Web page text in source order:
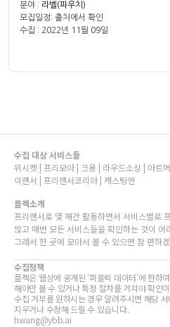
분야 : 라벨(파우치)
모집일정: 출처에서 확인
수집 : 2022년 11월 09일
수집 대상 서비스들
위시켓 | 프리모아 | 크몽 | 라우드소싱 | 아트
이랜서 | 프리랜서코리아 | 캐스팅엔
플젝소개
프리랜서로 몇 해간 활동하면서 서비스별로
많고 매번 모든 서비스들을 확인하는 것이 어
그래서 한 곳에 모아서 볼 수 있으면 참 편하
수집정책
플젝은 웹상에 공개된 ‘퍼블릭 데이터’에 한하
해야만 볼 수 있거나 특정 절차를 거쳐야 확인
수집 거부를 원하시는 경우 알려주시면 해당
지우거나 수정해 드릴 수 있습니다.
hwang@ybb.ai